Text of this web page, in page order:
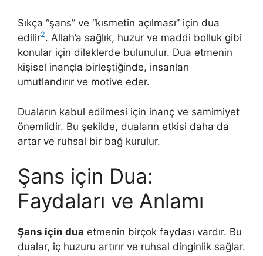
Sıkça “şans” ve “kısmetin açılması” için dua
edilir2. Allah’a sağlık, huzur ve maddi bolluk gibi
konular için dileklerde bulunulur. Dua etmenin
kişisel inançla birleştiğinde, insanları
umutlandırır ve motive eder.
Duaların kabul edilmesi için inanç ve samimiyet
önemlidir. Bu şekilde, duaların etkisi daha da
artar ve ruhsal bir bağ kurulur.
Şans için Dua:
Faydaları ve Anlamı
Şans için dua etmenin birçok faydası vardır. Bu
dualar, iç huzuru artırır ve ruhsal dinginlik sağlar.